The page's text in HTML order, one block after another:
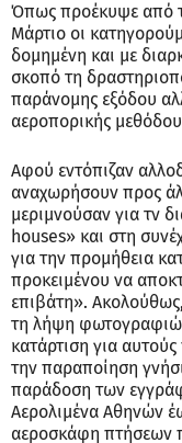
Όπως προέκυψε από
Μάρτιο οι
δομημένη και με
σκοπό τη
παράνομης εξόδου
αεροπορικής
Αφού εντόπιζαν
αναχωρήσουν προς
μεριμνούσαν για τν
houses» και στη
για την προμήθεια
προκειμένου να
επιβάτη».
τη λήψη
κατάρτιση για
την παραποίηση
παράδοση των
Αερολιμένα Αθηνών
αεροσκάφη πτήσεων